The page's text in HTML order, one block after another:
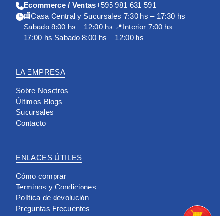
Ecommerce / Ventas+595 981 631 591
🏬Casa Central y Sucursales 7:30 hs – 17:30 hs
Sabado 8:00 hs – 12:00 hs 📍Interior 7:00 hs –
17:00 hs Sabado 8:00 hs – 12:00 hs
LA EMPRESA
Sobre Nosotros
Últimos Blogs
Sucursales
Contacto
ENLACES ÚTILES
Cómo comprar
Terminos y Condiciones
Política de devolución
Preguntas Frecuentes